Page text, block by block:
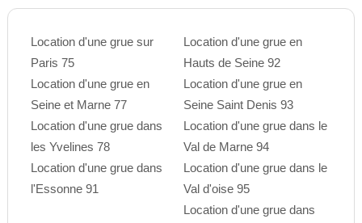
Location d'une grue sur
Paris 75
Location d'une grue en
Seine et Marne 77
Location d'une grue dans
les Yvelines 78
Location d'une grue dans
l'Essonne 91
Location d'une grue en
Hauts de Seine 92
Location d'une grue en
Seine Saint Denis 93
Location d'une grue dans le
Val de Marne 94
Location d'une grue dans le
Val d'oise 95
Location d'une grue dans